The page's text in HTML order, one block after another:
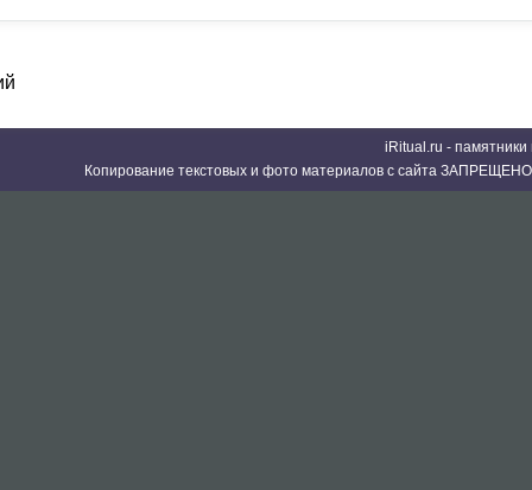
iRitual.ru -
Копирование текстовых и фото материалов с сайта